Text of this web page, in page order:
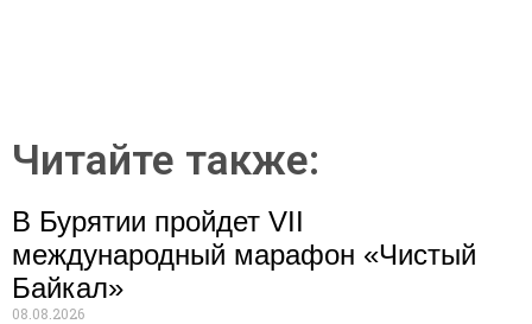
Читайте также:
В Бурятии пройдет VII
международный марафон «Чистый
Байкал»
08.08.2026